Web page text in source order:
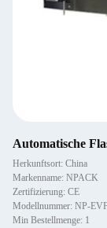
Automatische
Herkunftsort: China
Markenname: NPACK
Zertifizierung: CE
Modellnummer: NP-
Min Bestellmenge: 1